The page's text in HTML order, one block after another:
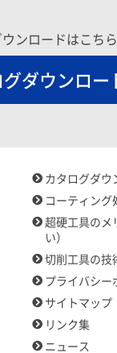
ンロードはこちら
ダウンロー
カタログダウ
コーティング
超硬工具のメ
い）
切削工具の技
プライバシー
サイトマップ
リンク集
ニュース